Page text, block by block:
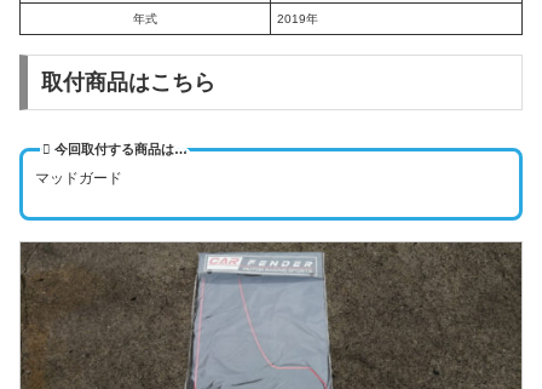
年式 2019年
取付商品はこちら
今回取付する商品は…
マッドガード